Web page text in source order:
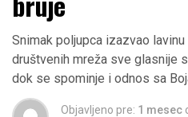
Snimak poljupca izazvao
društvenih mreža sve glasnije
dok se spominje i odnos sa
Objavljeno pre: 1 mesec